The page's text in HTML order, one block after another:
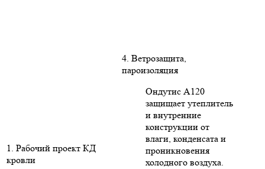
1. Рабочий проект КД
кровли
4. Ветрозащита,
пароизоляция
Ондутис А120
защищает утеплитель
и внутренние
конструкции от
влаги, конденсата и
проникновения
холодного воздуха.